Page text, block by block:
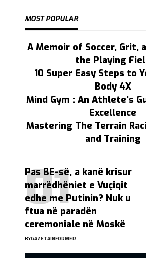
MOST POPULAR
A Memoir of Soccer, Grit,
the Playing
10 Super Easy Steps to
Body 4X
Mind Gym : An Athlete's
Excellence
Mastering The Terrain
and Training
Pas BE-së, a kanë krisur
marrëdhëniet e Vuçiqit
edhe me Putinin? Nuk u
ftua në paradën
ceremoniale në Moskë
BYGAZETAINFORMER